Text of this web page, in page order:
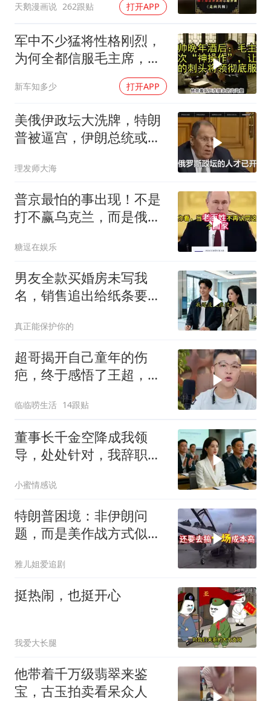
天鹅漫画说 262跟贴 打开APP
军中不少猛将性格刚烈，
为何全都信服毛主席，这
新车知多少 打开APP
美俄伊政坛大洗牌，特朗
普被逼宫，伊朗总统或下
理发师大海
普京最怕的事出现！不是
打不赢乌克兰，而是俄罗
糖逗在娱乐
男友全款买婚房未写我
名，销售追出给纸条要电
真正能保护你的
超哥揭开自己童年的伤
疤，终于感悟了王超，他
临临唠生活 14跟贴
董事长千金空降成我领
导，处处针对，我辞职
小蜜情感说
特朗普困境：非伊朗问
题，而是美作战方式似苏
雅儿姐爱追剧
挺热闹，也挺开心
我爱大长腿
他带着千万级翡翠来鉴
宝，古玉拍卖看呆众人